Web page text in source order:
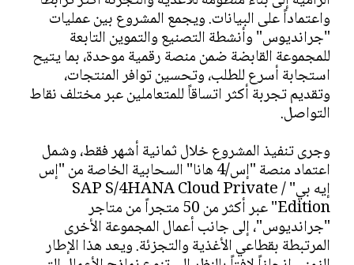
واعتماداً على البيانات. ويجمع المشروع بين عمليات
"جرانديوس" وأنشطة التصنيع والتموين التابعة
للمجموعة القابضة ضمن منصة رقمية موحدة، بما يتيح
استجابة أسرع للطلب، وتحسين توافر المنتجات،
وتقديم تجربة أكثر اتساقاً للمتعاملين عبر مختلف نقاط
التواصل.
وجرى تنفيذ المشروع خلال ثمانية أشهر فقط، وشمل
اعتماد منصة "إس/4 هانا" السحابية الخاصة من "إس
إيه بي" / SAP S/4HANA Cloud Private
Edition" عبر أكثر من 50 متجراً من متاجر
"جرانديوس"، إلى جانب أعمال المجموعة الأخرى
المرتبطة بقطاعي الأغذية والتجزئة. ويعد هذا الإطار